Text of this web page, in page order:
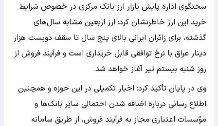
سخنگوی اداره پایش بازار ارز بانک مرکزی در خصوص شرایط
خرید این ارز خاطرنشان کرد: ارز اربعین مشابه سال‌های
گذشته، برای زائران ایرانی بالای پنج سال تا سقف دویست هزار
دینار عراق با نرخ توافقی قابل خریداری است و فرآیند فروش از
روز شنبه بیستم تیر آغاز خواهد شد.
وی در پایان تأکید کرد: اخبار تکمیلی در این حوزه و همچنین
اطلاع رسانی درباره اضافه شدن احتمالی سایر بانک‌ها و
مؤسسات اعتباری مجاز به فرآیند فروش، از طریق سامانه